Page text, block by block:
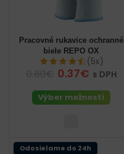
Pracovné rukavice ochranné
biele REPO OX
(5x)
0.37€ s DPH
Výber možností
Odosielame do 24h